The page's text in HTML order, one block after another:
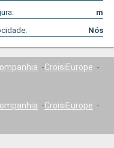
m
Nós
CroisiEurope
CroisiEurope